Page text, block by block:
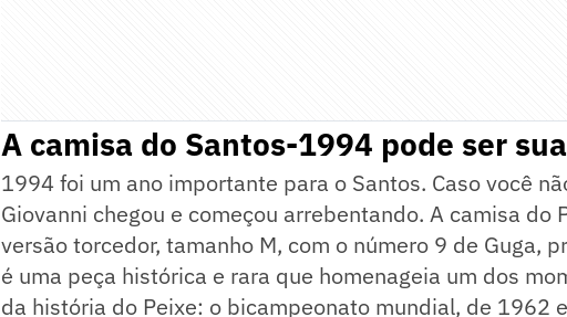
A camisa do Santos-1994 pode ser sua
1994 foi um ano importante para o Santos. Caso você
Giovanni chegou e começou arrebentando. A camisa do
versão torcedor, tamanho M, com o número 9 de Guga,
é uma peça histórica e rara que homenageia um dos
da história do Peixe: o bicampeonato mundial, de 1962